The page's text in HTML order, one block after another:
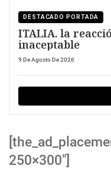
DESTACADO PORTADA
ITALIA. la
inaceptable
9 De Agosto De 2026
250×300″]